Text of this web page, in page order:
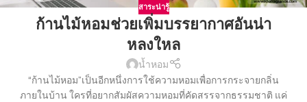
สาระน่ารู้
ก้านไม้หอมช่วยเพิ่มบรรยากาศอันน่า
หลงใหล
น้ำหอม
“ก้านไม้หอม”เป็นอีกหนึ่งการใช้ความหอมเพื่อการกระจายกลิ่น
ภายในบ้าน ใครที่อยากสัมผัสความหอมที่คัดสรรจากธรรมชาติ แค่